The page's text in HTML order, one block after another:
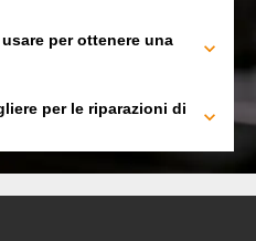
per ottenere una
per le riparazioni di